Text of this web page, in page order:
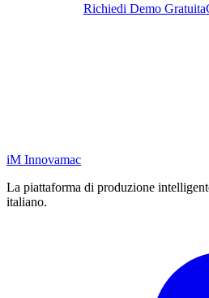
Richiedi Demo Gratuita
iM Innovamac
La piattaforma di produzione
italiano.